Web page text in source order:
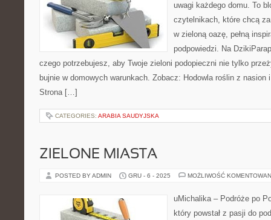
uwagi każdego domu. To
czytelnikach, które chcą
w zieloną oazę, pełną
podpowiedzi. Na
czego potrzebujesz, aby Twoje zieloni podopieczni nie tylko
bujnie w domowych warunkach. Zobacz: Hodowla roślin z nasion
Strona […]
CATEGORIES: ARABIA SAUDYJSKA
ZIELONE MIASTA
POSTED BY ADMIN GRU - 6 - 2025 MOŻLIWOŚĆ
uMichalika – Podróże po
który powstał z pasji do